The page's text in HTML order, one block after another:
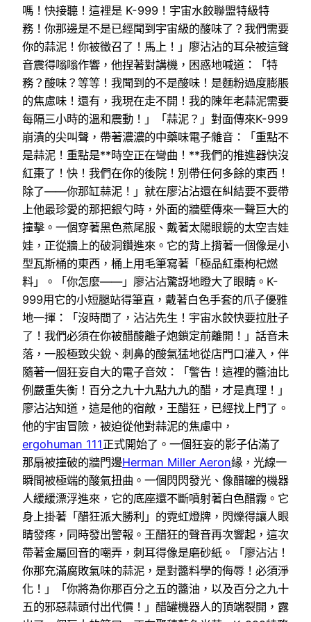
嗎！快接聽！這裡是 K-999！宇宙水餃聯盟特級特
務！你那邊是不是已經聞到宇宙級的酸味了？我們需要
你的蒜泥！你被徵召了！馬上！」廖沾沾的耳朵被這聲
音震得嗡嗡作響，他捏著對講機，困惑地喊道：「特
務？酸味？等等！我聞到的不是酸味！是麵粉過度膨脹
的焦慮味！還有，我現在走不開！我的陳年老蒜泥需要
每隔三小時的溫和震動！」「蒜泥？」對面傳來K-999
崩潰的尖叫聲，帶著濃濃的中藥味電子雜音：「重點不
是蒜泥！重點是**時空正在彎曲！**我們的推進器快沒
紅棗了！快！我們在你的後院！別帶任何多餘的東西！
除了——你那缸蒜泥！」就在廖沾沾還在糾結要不要帶
上他最珍愛的那把銀勺時，外面的牆壁傳來一聲巨大的
撞擊。一個穿著黑色燕尾服、戴著太陽眼鏡的太空吉娃
娃，正從牆上的破洞鑽進來。它的背上揹著一個像是小
型瓦斯桶的東西，桶上用毛筆寫著「極品紅棗枸杞燃
料」。「你怎麼——」廖沾沾驚訝地瞪大了眼睛。K-
999用它的小短腿站得筆直，戴著白色手套的爪子優雅
地一揮：「沒時間了，沾沾先生！宇宙水餃快要拉肚子
了！我們必須在你被醋酸離子炮鎖定前離開！」話音未
落，一股極致尖銳、刺鼻的酸氣猛地從店門口灌入，伴
隨著一個狂妄自大的電子音效：「警告！這裡的醬油比
例嚴重失衡！百分之九十九點九九的醋，才是真理！」
廖沾沾知道，這是他的宿敵，王醋狂，已經找上門了。
他的宇宙冒險，被迫從他對蒜泥的焦慮中，
ergohuman 111正式開始了。一個狂妄的影子佔滿了
那扇被撞破的牆門邊Herman Miller Aeron緣，光線一
瞬間被極端的酸氣扭曲。一個閃閃發光、像醋罐的機器
人緩緩漂浮進來，它的底座還不斷噴射著白色醋霧。它
身上掛著「醋狂派大勝利」的霓虹燈牌，閃爍得讓人眼
睛發疼，同時發出警報。王醋狂的聲音再次響起，這次
帶著金屬回音的嘲弄，刺耳得像是磨砂紙。「廖沾沾！
你那充滿腐敗氣味的蒜泥，是對醬料學的侮辱！必須淨
化！」「你將為你那百分之五的醬油，以及百分之九十
五的邪惡蒜頭付出代價！」醋罐機器人的頂端裂開，露